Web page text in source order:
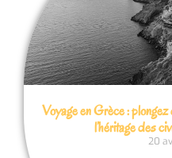
Voyage en Grèce :
l’héritage des
20